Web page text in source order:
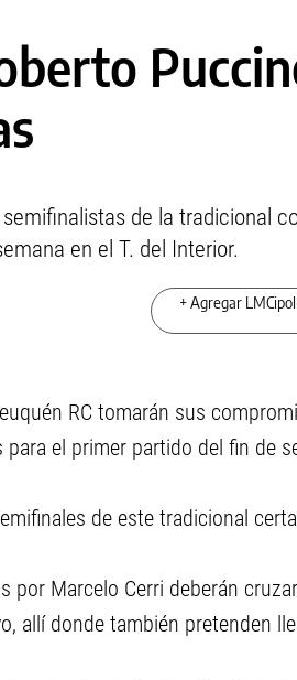
de la tradicional
en el T. del Interior.
+ Agregar
RC tomarán sus
el primer partido del fin de
de este tradicional
por Marcelo Cerri deberán
allí donde también pretenden